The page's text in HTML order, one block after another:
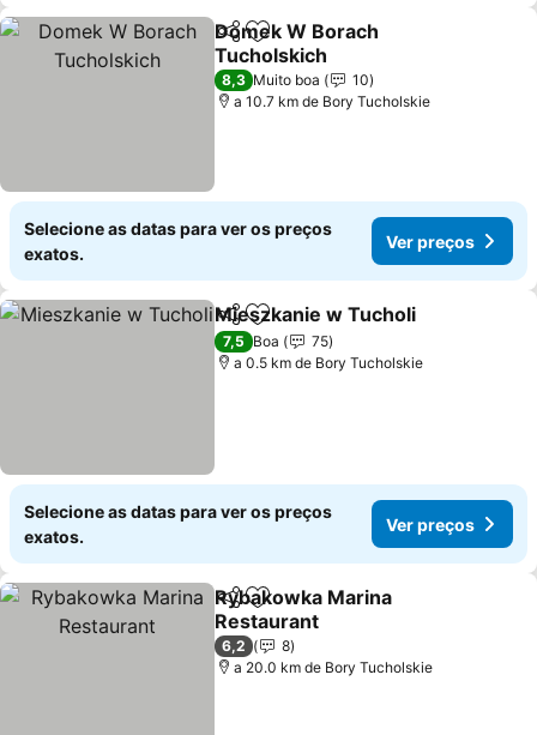
PartilharAdicionar aos favoritos
Domek W Borach
Tucholskich
Ver preços
8,3 Muito boa
10
a 10.7 km de Bory Tucholskie
Selecione as datas para ver os preços
exatos.
Ver preços
PartilharAdicionar aos favoritos
Mieszkanie w Tucholi
7,5 Boa
75
a 0.5 km de Bory Tucholskie
Selecione as datas para ver os preços
exatos.
Ver preços
PartilharAdicionar aos favoritos
Rybakowka Marina
Restaurant
Ver preços
6,2
8
a 20.0 km de Bory Tucholskie